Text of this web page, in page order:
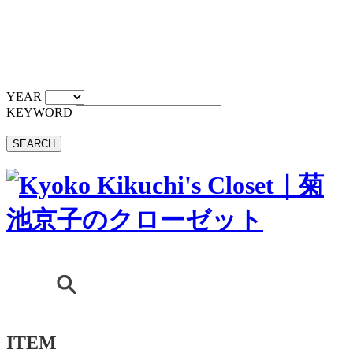
YEAR
KEYWORD
SEARCH
ITEM